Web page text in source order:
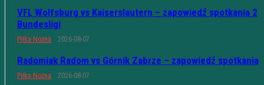
VFL Wolfsburg vs Kaiserslautern – zapowiedź spotkania 2
Bundesligi
Piłka Nożna 2026-08-07
Radomiak Radom vs Górnik Zabrze – zapowiedź spotkania
Piłka Nożna 2026-08-07